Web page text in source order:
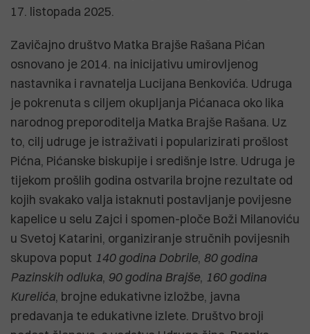
17. listopada 2025.
Zavičajno društvo Matka Brajše Rašana Pićan
osnovano je 2014. na inicijativu umirovljenog
nastavnika i ravnatelja Lucijana Benkovića. Udruga
je pokrenuta s ciljem okupljanja Pićanaca oko lika
narodnog preporoditelja Matka Brajše Rašana. Uz
to, cilj udruge je istraživati i popularizirati prošlost
Pićna, Pićanske biskupije i središnje Istre. Udruga je
tijekom prošlih godina ostvarila brojne rezultate od
kojih svakako valja istaknuti postavljanje povijesne
kapelice u selu Zajci i spomen-ploče Boži Milanoviću
u Svetoj Katarini, organiziranje stručnih povijesnih
skupova poput 140 godina Dobrile, 80 godina
Pazinskih odluka, 90 godina Brajše, 160 godina
Kurelića, brojne edukativne izložbe, javna
predavanja te edukativne izlete. Društvo broji